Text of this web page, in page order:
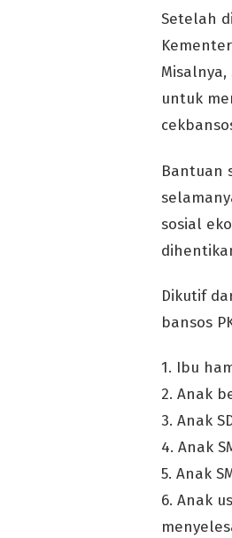
Setelah
Misalnya,
untuk
Bantuan
sosial
Dikutif
bansos
1. Ibu
2. Anak
3. Anak
4. Anak
5. Anak
6. Anak